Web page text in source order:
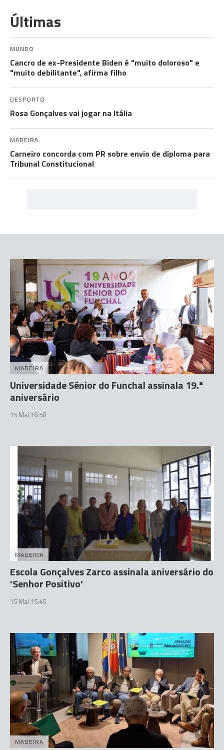
Últimas
MUNDO
Cancro de ex-Presidente Biden é "muito doloroso" e
"muito debilitante", afirma filho
DESPORTO
Rosa Gonçalves vai jogar na Itália
MADEIRA
Carneiro concorda com PR sobre envio de diploma para
Tribunal Constitucional
MADEIRA
Universidade Sénior do Funchal assinala 19.ª
aniversário
15 Mai 16:50
MADEIRA
Escola Gonçalves Zarco assinala aniversário do
'Senhor Positivo'
15 Mai 15:45
MADEIRA